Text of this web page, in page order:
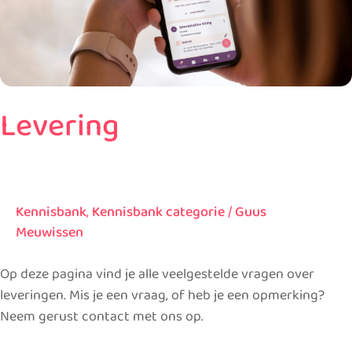
Levering
Kennisbank,Kennisbank categorie/Guus
Meuwissen
Op deze pagina vind je alle veelgestelde vragen over
leveringen. Mis je een vraag, of heb je een opmerking?
Neem gerust contact met ons op.